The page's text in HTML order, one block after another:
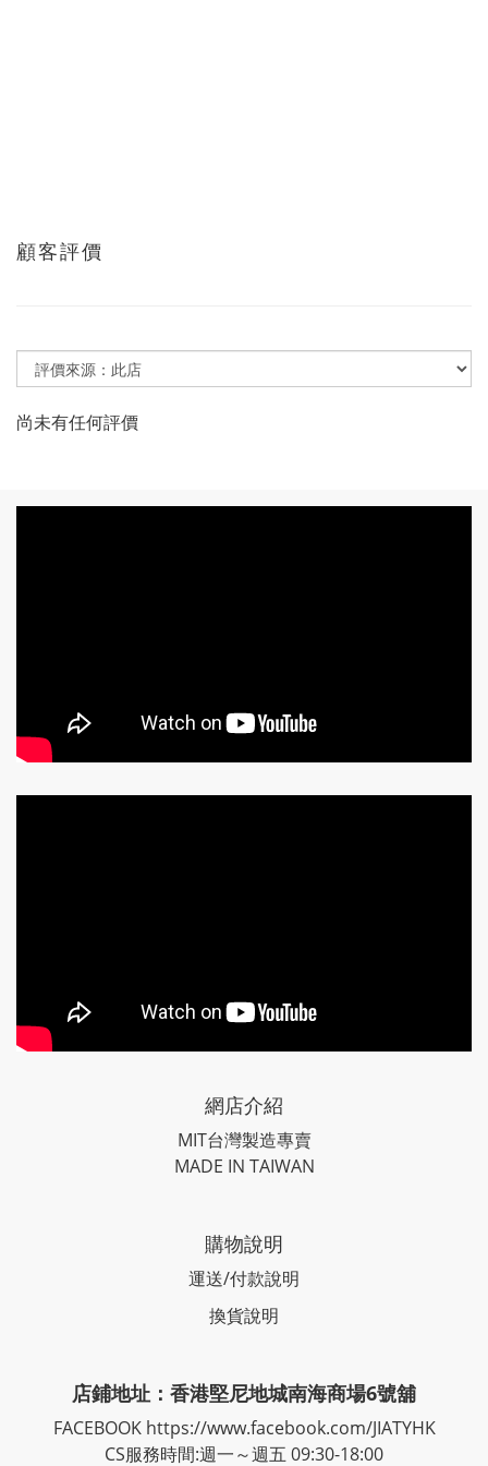
顧客評價
尚未有任何評價
網店介紹
MIT台灣製造專賣
MADE IN TAIWAN
購物說明
運送/付款說明
換貨說明
店鋪地址：香港堅尼地城南海商場6號舖
FACEBOOK https://www.facebook.com/JIATYHK
CS服務時間:週一～週五 09:30-18:00